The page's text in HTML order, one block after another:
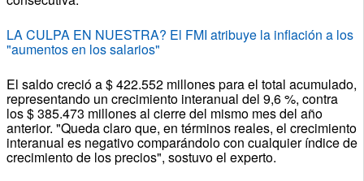
LA CULPA EN NUESTRA? El FMI atribuye la inflación a los
"aumentos en los salarios"
El saldo creció a $ 422.552 millones para el total acumulado,
representando un crecimiento interanual del 9,6 %, contra
los $ 385.473 millones al cierre del mismo mes del año
anterior. "Queda claro que, en términos reales, el crecimiento
interanual es negativo comparándolo con cualquier índice de
crecimiento de los precios", sostuvo el experto.